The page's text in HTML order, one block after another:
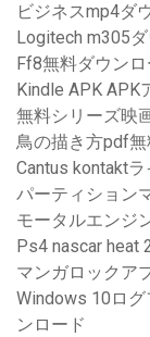
ビジネスmp4ダ
Logitech m305
Ff8無料ダウン
Kindle APK
無料シリーズ映
鳥の描き方pdf
Cantus kontakt
パーティション
モータルエンジ
Ps4 nascar heat
マンガロックア
Windows 10ロ
ンロード